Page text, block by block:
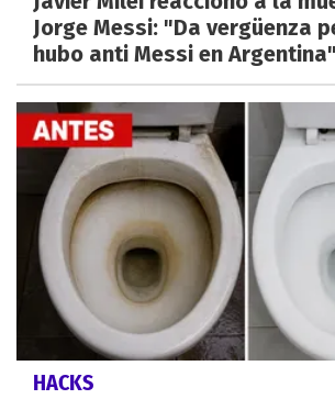
Jorge Messi: "Da vergüenza
hubo anti Messi en Argentina"
HACKS